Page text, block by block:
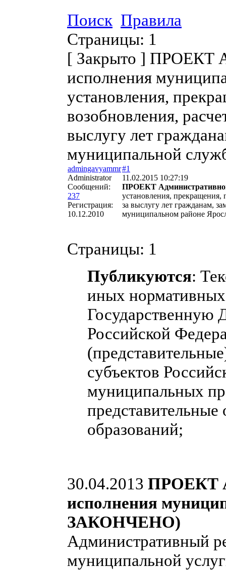
Поиск Правила
Страницы: 1
[ Закрыто ] ПРОЕКТ
исполнения
установления,
возобновления,
выслугу лет
муниципальной
admingavyammr
Administrator
Сообщений:
237
Регистрация:
10.12.2010
#1
11.02.2015 10:27:19
ПРОЕКТ
установления, прекращения,
за выслугу лет гражданам,
муниципальном районе
Страницы: 1
Публикуются:
иных
Государственную
Российской
субъектов
муниципальных
образований;
30.04.2013 ПРОЕКТ
исполнения
ЗАКОНЧЕНО)
Административный
муниципальной